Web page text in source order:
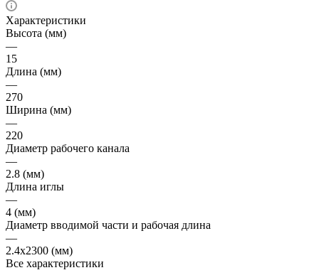
Характеристики
Высота (мм)
—
15
Длина (мм)
—
270
Ширина (мм)
—
220
Диаметр рабочего канала
—
2.8 (мм)
Длина иглы
—
4 (мм)
Диаметр вводимой части и рабочая длина
—
2.4х2300 (мм)
Все характеристики